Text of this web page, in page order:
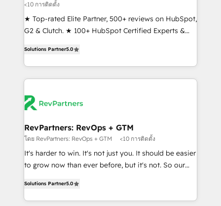
customer lifecycle through seamless integrations,
ensure long-term adoption with change-
management programs, and align marketing, sales,
HubSpot accreditations and experience across
hundreds of organizations in dozens of industries,
there’s a good chance one of our globally integrated
explore whether S2 is the partner you’ve been
looking for...and get your next big initiative moving!
<10 การติดตั้ง
★ Top-rated Elite Partner, 500+ reviews on HubSpot,
G2 & Clutch. ★ 100+ HubSpot Certified Experts &
across five continents ★ AI-First, RevOps-led,
Onboarding obsessed ★ Company of the Year
2024/25 INSIDEA helps growing companies turn
team, migrate your data, and build AI-powered
your time zone. What we do ➤ Onboarding: Live in
weeks, with workflows built around your business,
not a template. ➤ Migration: Move from any legacy
CRM. Zero downtime, full data integrity. ➤
revenue process. Sales, marketing, and service wired
together. ➤ AI and Integrations: Layer Breeze AI,
Solutions Partner5.0
RevPartners: RevOps + GTM
โดย RevPartners: RevOps + GTM <10 การติดตั้ง
It's harder to win. It's not just you. It should be easier
to grow now than ever before, but it's not. So our
revenue number. We do that by bridging the gap
where agencies fail: combining GTM strategy with
Solutions Partner5.0